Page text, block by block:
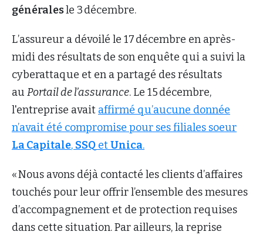
généralesle 3 décembre.
L’assureur a dévoilé le 17 décembre en après-
midi des résultats de son enquête qui a suivi la
cyberattaque et en a partagé des résultats
au Portail de l’assurance. Le 15 décembre,
l'entreprise avait affirmé qu’aucune donnée
n’avait été compromise pour ses filiales soeur
La Capitale, SSQ etUnica.
« Nous avons déjà contacté les clients d’affaires
touchés pour leur offrir l’ensemble des mesures
d’accompagnement et de protection requises
dans cette situation. Par ailleurs, la reprise